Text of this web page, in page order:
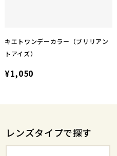
キエトワンデーカラー（ブリリアン
トアイズ）
¥1,050
レンズタイプで探す